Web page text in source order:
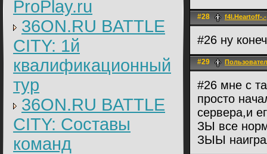
ProPlay.ru
36ON.RU BATTLE
CITY: 1й
квалификационный
тур
36ON.RU BATTLE
CITY: Составы
команд
#28 f4l.Heartoff-.-
#26 ну
#29
#26 мне с
просто
сервера,и
ЗЫ все
ЗЫЫ